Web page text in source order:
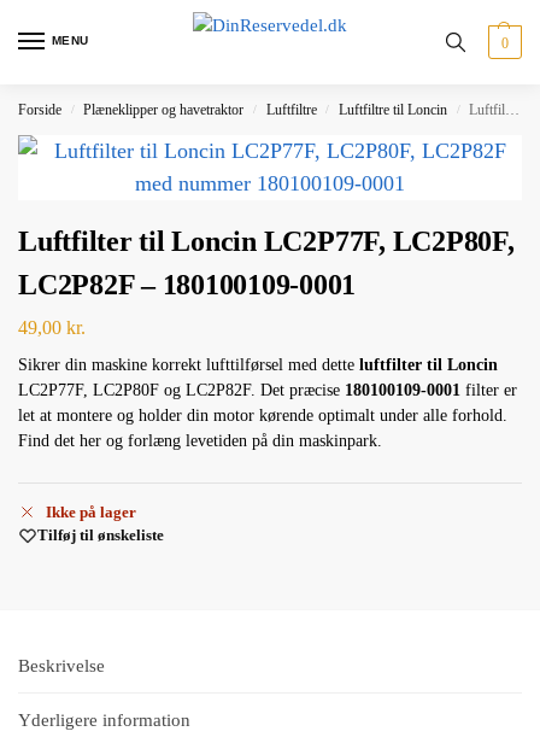
MENU 0
Forside / Plæneklipper og havetraktor / Luftfiltre / Luftfiltre til Loncin / Luftfilter til Loncin LC2P77F, LC2P80F, LC2P82F – 180100109-0001
Luftfilter til Loncin LC2P77F, LC2P80F,
LC2P82F – 180100109-0001
49,00 kr.
Sikrer din maskine korrekt lufttilførsel med dette luftfilter til Loncin
LC2P77F, LC2P80F og LC2P82F. Det præcise 180100109-0001 filter er
let at montere og holder din motor kørende optimalt under alle forhold.
Find det her og forlæng levetiden på din maskinpark.
Ikke på lager
Tilføj til ønskeliste
Beskrivelse
Yderligere information